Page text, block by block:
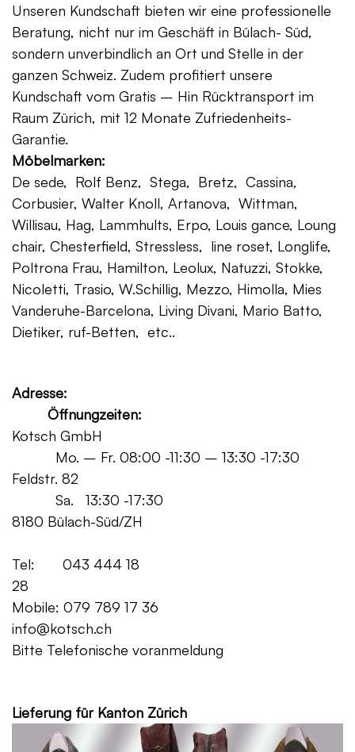
Unseren Kundschaft bieten wir eine professionelle
Beratung, nicht nur im Geschäft in Bülach- Süd,
sondern unverbindlich an Ort und Stelle in der
ganzen Schweiz. Zudem profitiert unsere
Kundschaft vom Gratis – Hin Rücktransport im
Raum Zürich, mit 12 Monate Zufriedenheits-
Garantie.
Möbelmarken:
De sede, Rolf Benz, Stega, Bretz, Cassina,
Corbusier, Walter Knoll, Artanova, Wittman,
Willisau, Hag, Lammhults, Erpo, Louis gance, Loung
chair, Chesterfield, Stressless, line roset, Longlife,
Poltrona Frau, Hamilton, Leolux, Natuzzi, Stokke,
Nicoletti, Trasio, W.Schillig, Mezzo, Himolla, Mies
Vanderuhe-Barcelona, Living Divani, Mario Batto,
Dietiker, ruf-Betten, etc..
Adresse:
Öffnungzeiten:
Kotsch GmbH
Mo. – Fr. 08:00 -11:30 – 13:30 -17:30
Feldstr. 82
Sa. 13:30 -17:30
8180 Bülach-Süd/ZH
Tel: 043 444 18
28
Mobile: 079 789 17 36
info@kotsch.ch
Bitte Telefonische voranmeldung
Lieferung für Kanton Zürich